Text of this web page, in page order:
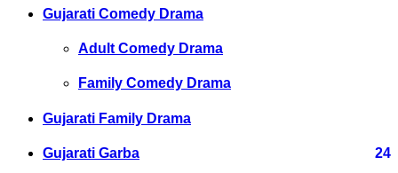
Gujarati Comedy Drama
Adult Comedy Drama
Family Comedy Drama
Gujarati Family Drama
Gujarati Garba 24